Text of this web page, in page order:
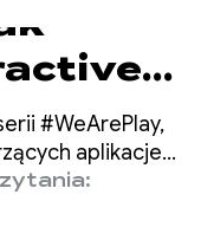
na
#WeArePlay,
aplikacje
–
Miksapix